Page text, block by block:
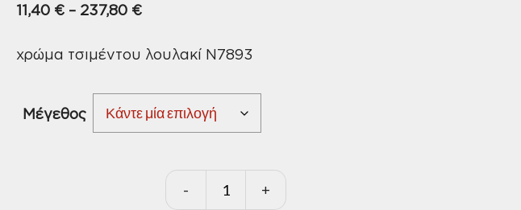
11,40 € – 237,80 €Price
11,40 €
237,80 €
χρώμα τσιμέντου λουλακί Ν7893
Μέγεθος
-
Xρώμα
+